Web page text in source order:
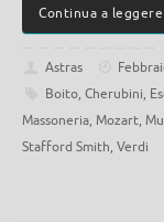
Continua a leggere
Astras
Boito, Cherubini,
Massoneria, Mozart,
Stafford Smith, Verdi